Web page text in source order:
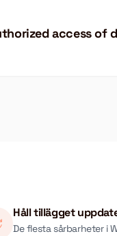
access of
Håll tillägget
De flesta sårbarheter i